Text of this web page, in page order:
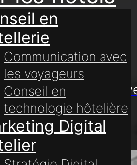
digital
de site web
de sites
de domaine
en
Communication avec
les voyageurs
Conseil en
technologie hôtelière
Digital